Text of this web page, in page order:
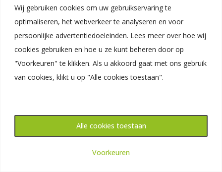
Plan een online demo in
powered by Calendly
Wij gebruiken cookies om uw gebruikservaring te
optimaliseren, het webverkeer te analyseren en voor
persoonlijke advertentiedoeleinden. Lees meer over hoe wij
cookies gebruiken en hoe u ze kunt beheren door op
"Voorkeuren" te klikken. Als u akkoord gaat met ons gebruik
van cookies, klikt u op "Alle cookies toestaan".
Voorkeuren
Alle cookies toestaan
De videoconferencing apparatuur van Display4All biedt niet
alleen voordelen op het gebied van communicatie en
kostenbesparing, maar ook voor het milieu. Door het
verminderen van reiskilometers en het gebruik van
technologie in plaats van fysieke vergaderingen, draagt u
maatschappelijk verantwoord ondernemen, wat voor veel